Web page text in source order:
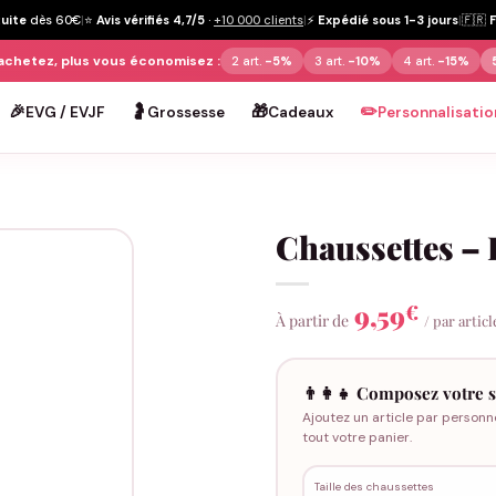
dès 60€|⭐ Avis vérifiés 4,7/5 · +10 000 clients|⚡ Expédié sous 1-3 jours|🇫🇷
plus vous économisez : 2 art. -5% 3 art. -10% 4 art. -15%
🎉EVG / EVJF 🤰 Grossesse 🎁Cadeaux ✏️
Chaussettes –
À partir de 9,59€ / par
👨‍👩‍👧 Composez votre
Ajoutez un article par
tout votre panier.
Taille des chaussettes